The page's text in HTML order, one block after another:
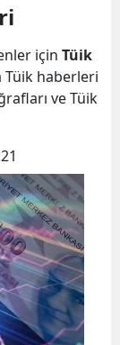
için Tüik
Tüik haberleri
ve Tüik